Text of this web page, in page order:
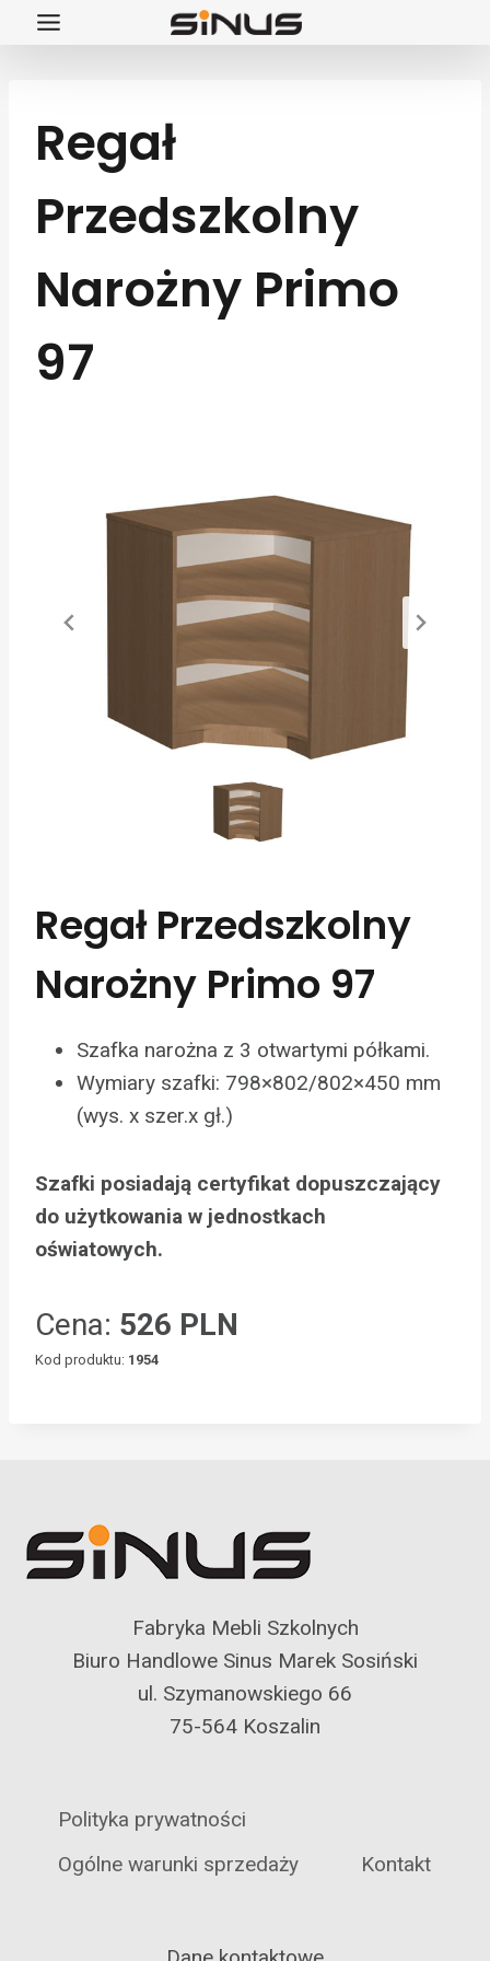
Przejdź
Regał
Przedszkolny
Narożny Primo
97
Regał Przedszkolny
Narożny Primo 97
Szafka narożna z 3 otwartymi półkami.
Wymiary szafki: 798×802/802×450 mm
(wys. x szer.x gł.)
Szafki posiadają certyfikat dopuszczający
do użytkowania w jednostkach
oświatowych.
Cena: 526 PLN
Kod produktu: 1954
Fabryka Mebli Szkolnych
Biuro Handlowe Sinus Marek Sosiński
ul. Szymanowskiego 66
75-564 Koszalin
Polityka prywatności
Ogólne warunki sprzedaży
Kontakt